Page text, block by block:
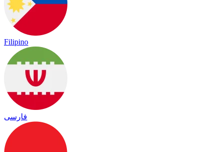
Filipino
فارسی